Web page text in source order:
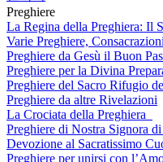
Preghiere
La Regina della Preghiera: Il
Varie Preghiere,
Preghiere da Gesù il Buon
Preghiere per la Divina
Preghiere del Sacro Rifugio
Preghiere da altre Rivelazioni
La Crociata della Preghiera
Preghiere di Nostra Signora di
Devozione al Sacratissimo
Preghiere per unirsi con